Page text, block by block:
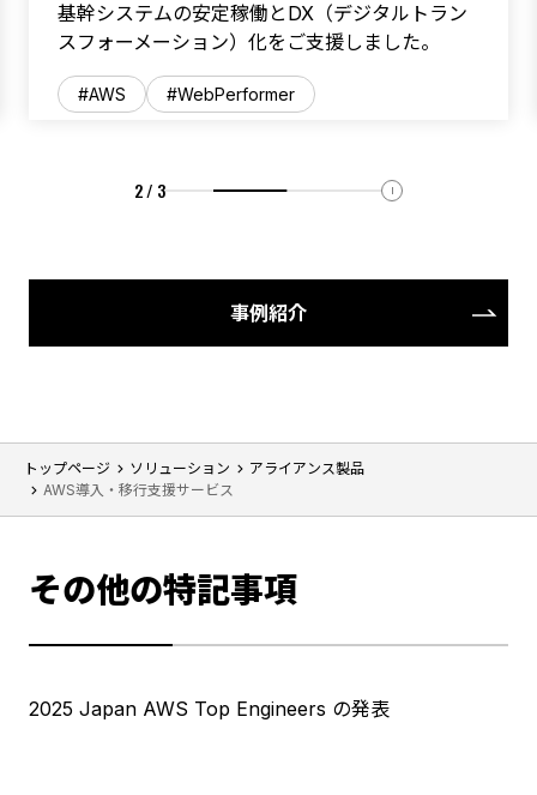
トップページ ソリューション
アライアンス製品
AWS導入・移行支援サービス
基幹システムの安定稼働とDX（デジタルトラン
スフォーメーション）化をご支援しました。
AWS WebPerformer
2 / 3
事例紹介
その他の特記事項
2025 Japan AWS Top Engineers の発表